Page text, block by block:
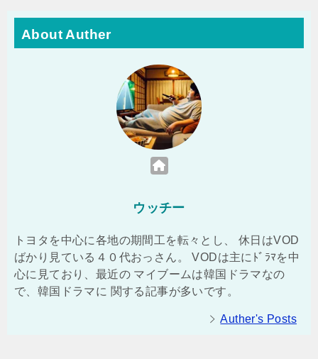
About Auther
ウッチー
トヨタを中心に各地の期間工を転々とし、 休日はVOD
ばかり見ている４０代おっさん。 VODは主にﾄﾞﾗﾏを中
心に見ており、最近の マイブームは韓国ドラマなの
で、韓国ドラマに 関する記事が多いです。
Auther's Posts